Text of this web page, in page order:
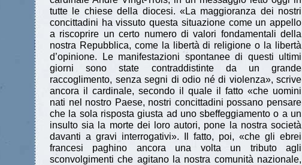
tutte le chiese della diocesi. «La maggioranza dei nostri
concittadini ha vissuto questa situazione come un appello
a riscoprire un certo numero di valori fondamentali della
nostra Repubblica, come la libertà di religione o la libertà
d’opinione. Le manifestazioni spontanee di questi ultimi
giorni sono state contraddistinte da un grande
raccoglimento, senza segni di odio né di violenza», scrive
ancora il cardinale, secondo il quale il fatto «che uomini
nati nel nostro Paese, nostri concittadini possano pensare
che la sola risposta giusta ad uno sbeffeggiamento o a un
insulto sia la morte dei loro autori, pone la nostra società
davanti a gravi interrogativi». Il fatto, poi, «che gli ebrei
francesi paghino ancora una volta un tributo agli
sconvolgimenti che agitano la nostra comunità nazionale,